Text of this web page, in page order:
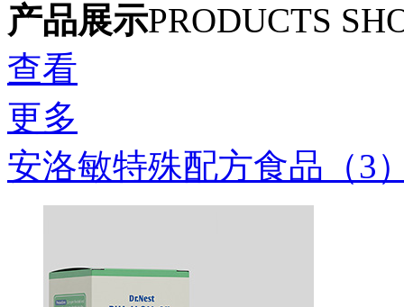
产品展示PRODUCTS
查看
更多
安洛敏特殊配方食品（3